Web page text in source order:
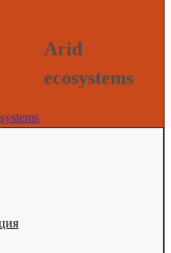
Arid
ecosystems